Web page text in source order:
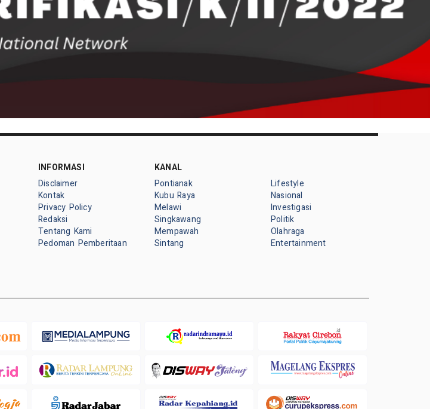
INFORMASI
Disclaimer
Kontak
Privacy Policy
Redaksi
Tentang Kami
Pedoman Pemberitaan
KANAL
Pontianak
Kubu Raya
Melawi
Singkawang
Mempawah
Sintang
Lifestyle
Nasional
Investigasi
Politik
Olahraga
Entertainment